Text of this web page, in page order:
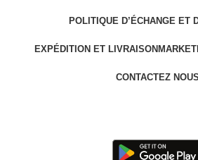
POLITIQUE D’ÉCHANGE ET
EXPÉDITION ET LIVRAISON
CONTACTEZ NOUS